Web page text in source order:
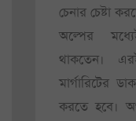
চেনার চেষ্টা
অল্পের
থাকতেন।
মার্গারিটের
করতে হবে।